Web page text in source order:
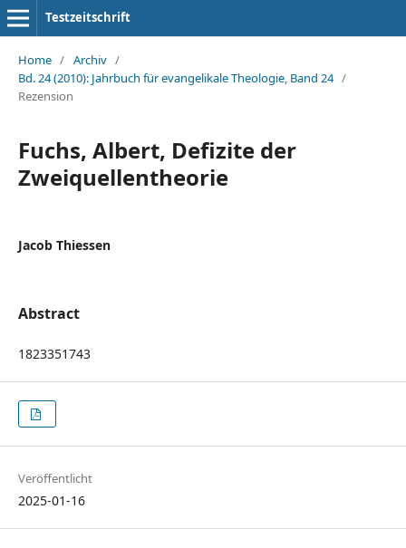
Testzeitschrift
Home / Archiv /
Bd. 24 (2010): Jahrbuch für evangelikale Theologie, Band 24 /
Rezension
Fuchs, Albert, Defizite der
Zweiquellentheorie
Jacob Thiessen
Abstract
1823351743
Veröffentlicht
2025-01-16